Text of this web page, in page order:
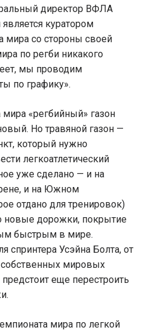
директор ВФЛА
куратором
мира со стороны своей
по регби никакого
мы проводим
по графику».
«регбийный» газон
Но травяной газон —
который нужно
легкоатлетический
уже сделано — и на
и на Южном
отдано для тренировок)
новые дорожки, покрытие
быстрым в мире.
спринтера Усэйна Болта, от
собственных мировых
еще перестроить
мира по легкой